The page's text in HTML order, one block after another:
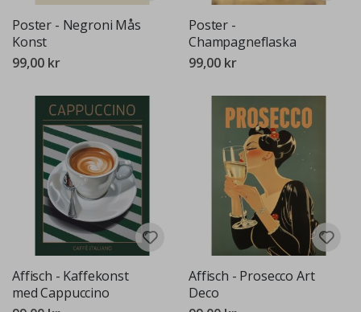
Poster - Negroni Mås
Konst
99,00 kr
Poster -
Champagneflaska
99,00 kr
Affisch - Kaffekonst
med Cappuccino
Affisch - Prosecco Art
Deco